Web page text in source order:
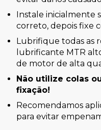
Instale inicialmente
correto, depois fixe
Lubrifique todas as
lubrificante MTR
de motor de alta
Não utilize colas
fixação!
Recomendamos
para evitar